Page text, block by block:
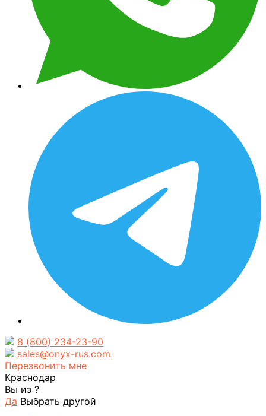
8 (800) 234-23-90
sales@onyx-rus.com
Перезвонить мне
Краснодар
Вы из ?
Да Выбрать другой